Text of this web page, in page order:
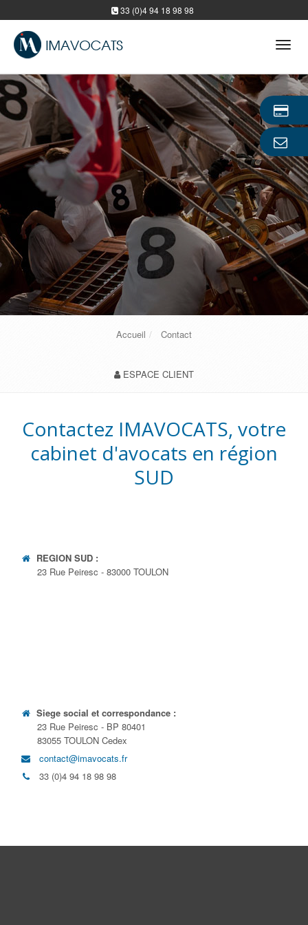
33 (0)4 94 18 98 98
Accueil Contact
ESPACE CLIENT
Contactez IMAVOCATS, votre
cabinet d'avocats en région
SUD
REGION SUD :
23 Rue Peiresc - 83000 TOULON
Siege social et correspondance :
23 Rue Peiresc - BP 80401
83055 TOULON Cedex
contact@imavocats.fr
33 (0)4 94 18 98 98